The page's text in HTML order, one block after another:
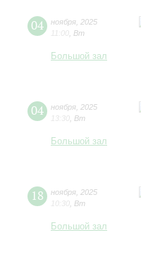
04 ноября 2025
11:00 Вт
Большой зал
04 ноября 2025
13:30 Вт
Большой зал
18 ноября 2025
10:30 Вт
Большой зал